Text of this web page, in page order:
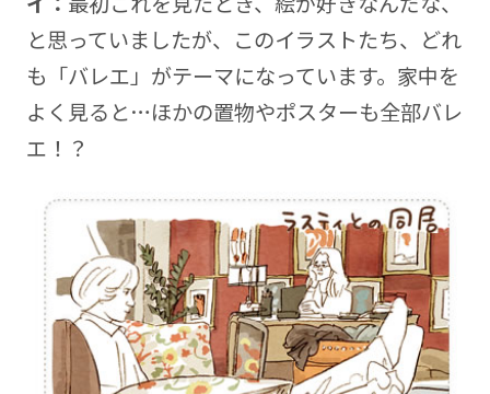
と思っていましたが、このイラストたち、どれ
も「バレエ」がテーマになっています。家中を
よく見ると…ほかの置物やポスターも全部バレ
エ！？